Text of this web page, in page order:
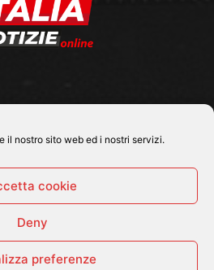
il nostro sito web ed i nostri servizi.
cookie
Deny
preferenze
SU
Notizie .online |
Economia